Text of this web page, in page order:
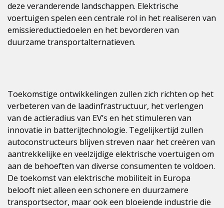
deze veranderende landschappen. Elektrische
voertuigen spelen een centrale rol in het realiseren van
emissiereductiedoelen en het bevorderen van
duurzame transportalternatieven.
Toekomstige ontwikkelingen zullen zich richten op het
verbeteren van de laadinfrastructuur, het verlengen
van de actieradius van EV’s en het stimuleren van
innovatie in batterijtechnologie. Tegelijkertijd zullen
autoconstructeurs blijven streven naar het creëren van
aantrekkelijke en veelzijdige elektrische voertuigen om
aan de behoeften van diverse consumenten te voldoen.
De toekomst van elektrische mobiliteit in Europa
belooft niet alleen een schonere en duurzamere
transportsector, maar ook een bloeiende industrie die